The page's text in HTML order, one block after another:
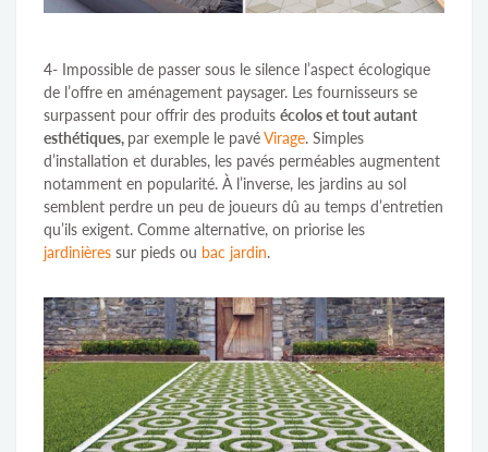
4- Impossible de passer sous le silence l’aspect écologique
de l’offre en aménagement paysager. Les fournisseurs se
surpassent pour offrir des produits écolos et tout autant
esthétiques, par exemple le pavéVirage. Simples
d’installation et durables, les pavés perméables augmentent
notamment en popularité. À l’inverse, les jardins au sol
semblent perdre un peu de joueurs dû au temps d’entretien
qu’ils exigent. Comme alternative, on priorise les
jardinières sur pieds ou bac jardin.